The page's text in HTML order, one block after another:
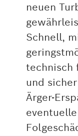
neuen
Schnell,
technisch
und
Ärger-